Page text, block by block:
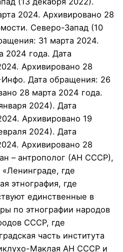
2024. Архивировано 28
Северо-Запад (10
31 марта 2024.
2024 года. Дата
Архивировано 28
Дата обращения: 26
28 марта 2024 года.
2024). Дата
Архивировано 19
2024). Дата
Архивировано 28
– антрополог (АН СССР),
где
этнография, где
единственные в
по этнографии народов
СССР, где
часть института
Маклая АН СССР и